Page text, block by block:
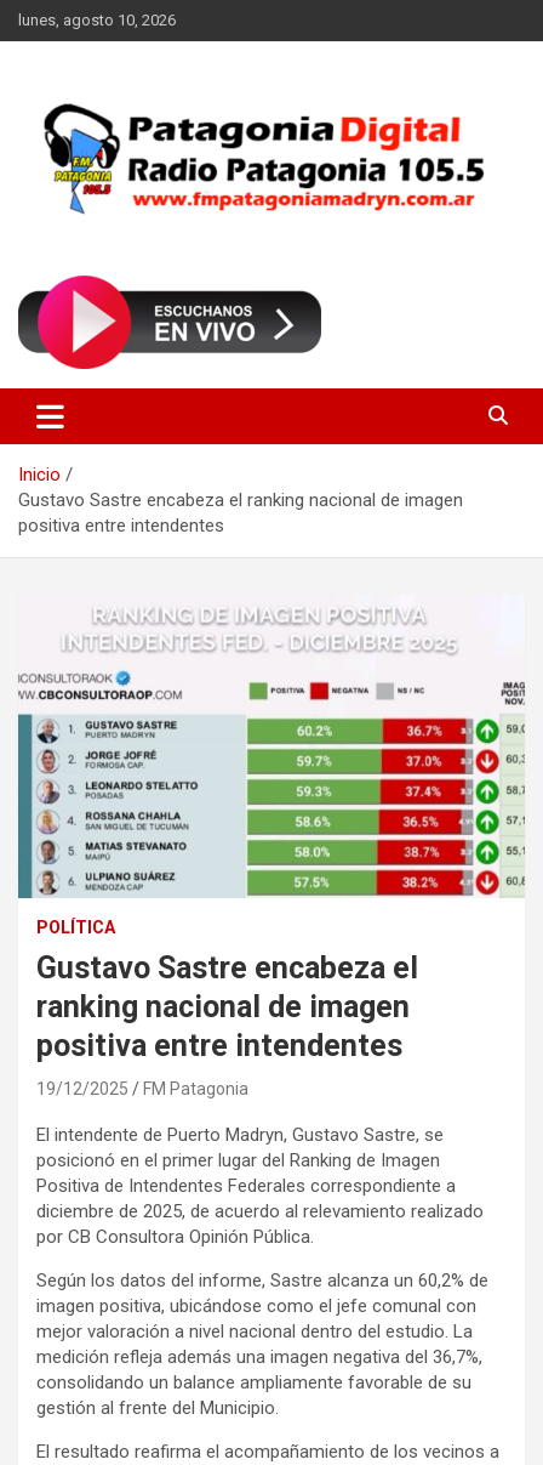
Saltar
al
lunes, agosto 10, 2026
FM Patagonia Madryn
Inicio
Gustavo Sastre encabeza el ranking nacional de imagen
positiva entre intendentes
POLÍTICA
Gustavo Sastre encabeza el
ranking nacional de imagen
positiva entre intendentes
19/12/2025 FM Patagonia
El intendente de Puerto Madryn, Gustavo Sastre, se
posicionó en el primer lugar del Ranking de Imagen
Positiva de Intendentes Federales correspondiente a
diciembre de 2025, de acuerdo al relevamiento realizado
por CB Consultora Opinión Pública.
Según los datos del informe, Sastre alcanza un 60,2% de
imagen positiva, ubicándose como el jefe comunal con
mejor valoración a nivel nacional dentro del estudio. La
medición refleja además una imagen negativa del 36,7%,
consolidando un balance ampliamente favorable de su
gestión al frente del Municipio.
El resultado reafirma el acompañamiento de los vecinos a